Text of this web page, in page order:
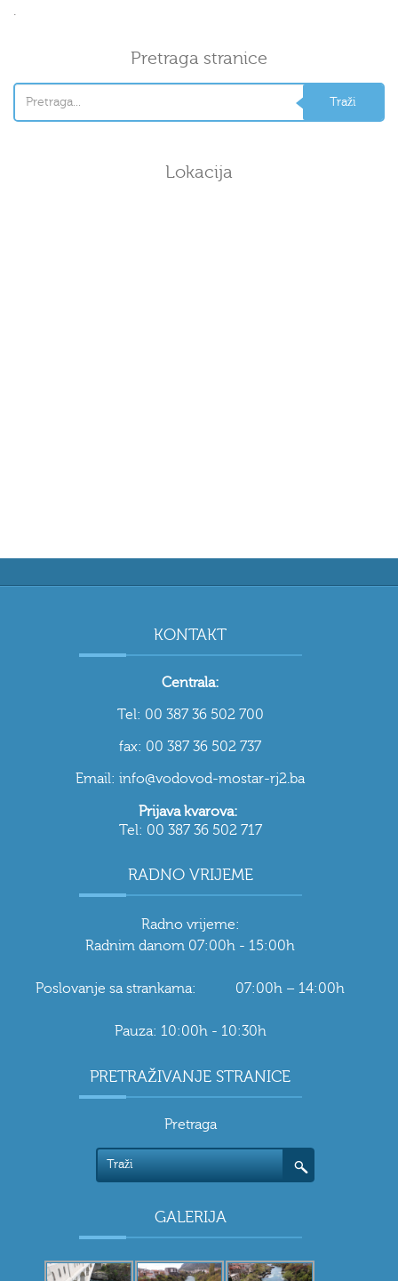
Pretraga stranice
Lokacija
KONTAKT
Centrala:
Tel: 00 387 36 502 700
fax: 00 387 36 502 737
Email: info@vodovod-mostar-rj2.ba
Prijava kvarova:
Tel: 00 387 36 502 717
RADNO VRIJEME
Radno vrijeme:
Radnim danom 07:00h - 15:00h
Poslovanje sa strankama: 07:00h – 14:00h
Pauza: 10:00h - 10:30h
PRETRAŽIVANJE STRANICE
Pretraga
GALERIJA